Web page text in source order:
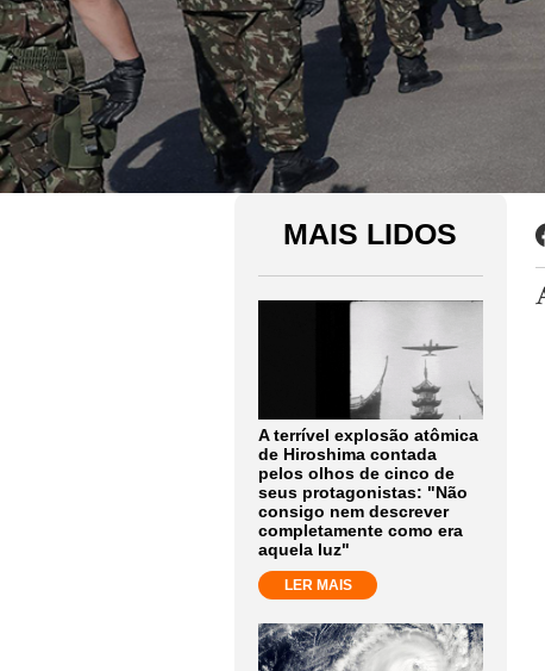
MAIS LIDOS
A terrível explosão atômica
de Hiroshima contada
pelos olhos de cinco de
seus protagonistas: "Não
consigo nem descrever
completamente como era
aquela luz"
LER MAIS